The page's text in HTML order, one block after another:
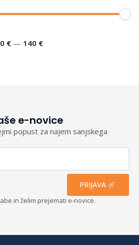
€ — 140 €
e-novice
popust za najem sanjskega
PRIJAVA
in želim prejemati e-novice.